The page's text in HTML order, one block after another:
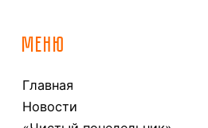
МЕНЮ
Главная
Новости